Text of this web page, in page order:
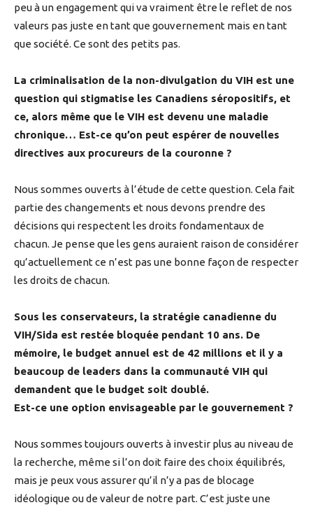
peu à un engagement qui va vraiment être le reflet de nos
valeurs pas juste en tant que gouvernement mais en tant
que société. Ce sont des petits pas.
La criminalisation de la non-divulgation du VIH est une
question qui stigmatise les Canadiens séropositifs, et
ce, alors même que le VIH est devenu une maladie
chronique… Est-ce qu’on peut espérer de nouvelles
directives aux procureurs de la couronne ?
Nous sommes ouverts à l’étude de cette question. Cela fait
partie des changements et nous devons prendre des
décisions qui respectent les droits fondamentaux de
chacun. Je pense que les gens auraient raison de considérer
qu’actuellement ce n’est pas une bonne façon de respecter
les droits de chacun.
Sous les conservateurs, la stratégie canadienne du
VIH/Sida est restée bloquée pendant 10 ans. De
mémoire, le budget annuel est de 42 millions et il y a
beaucoup de leaders dans la communauté VIH qui
demandent que le budget soit doublé.
Est-ce une option envisageable par le gouvernement ?
Nous sommes toujours ouverts à investir plus au niveau de
la recherche, même si l’on doit faire des choix équilibrés,
mais je peux vous assurer qu’il n’y a pas de blocage
idéologique ou de valeur de notre part. C’est juste une